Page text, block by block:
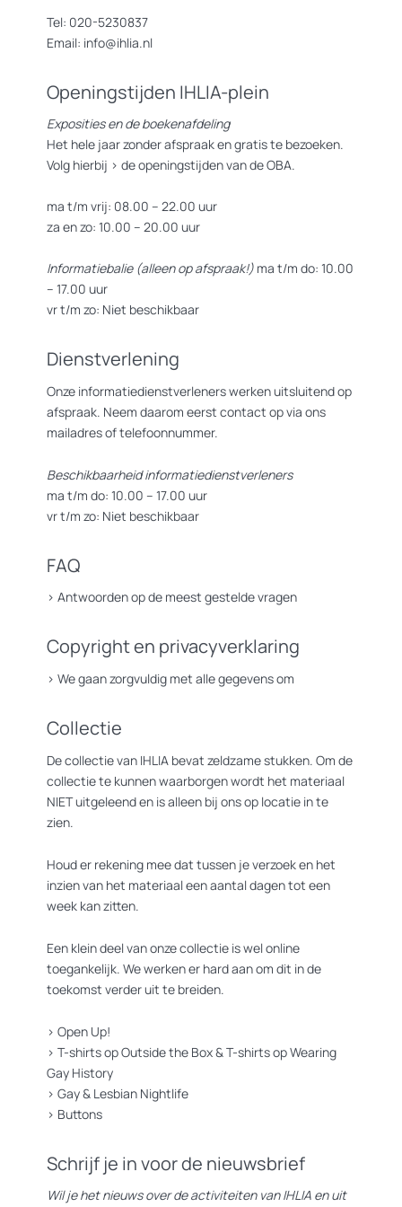
tentoonstelling laat zien dat het belangrijk is om te blijven kijken,
niet alleen naar wat al in beeld is, maar juist ook naar de rijkdom die
in de marges leeft. Om zo het onzichtbare zichtbaar te maken.
IHLIA wil graag de bruikleengevers bedanken voor hun
waardevolle bijdragen, te weten: het Centraal Museum, Frans Hals
Museum, Literatuurmuseum, Regionaal Archief Alkmaar en
TextielMuseum.
Tel: 020-5230837
Email: info@ihlia.nl
Openingstijden IHLIA-plein
Exposities en de boekenafdeling
Het hele jaar zonder afspraak en gratis te bezoeken.
Volg hierbij > de openingstijden van de OBA.
ma t/m vrij: 08.00 – 22.00 uur
za en zo: 10.00 – 20.00 uur
Informatiebalie (alleen op afspraak!) ma t/m do: 10.00
– 17.00 uur
vr t/m zo: Niet beschikbaar
Dienstverlening
Onze informatiedienstverleners werken uitsluitend op
afspraak. Neem daarom eerst contact op via ons
mailadres of telefoonnummer.
Beschikbaarheid informatiedienstverleners
ma t/m do: 10.00 – 17.00 uur
vr t/m zo: Niet beschikbaar
FAQ
> Antwoorden op de meest gestelde vragen
Copyright en privacyverklaring
> We gaan zorgvuldig met alle gegevens om
Collectie
De collectie van IHLIA bevat zeldzame stukken. Om de
collectie te kunnen waarborgen wordt het materiaal
NIET uitgeleend en is alleen bij ons op locatie in te
zien.
Houd er rekening mee dat tussen je verzoek en het
inzien van het materiaal een aantal dagen tot een
week kan zitten.
Een klein deel van onze collectie is wel online
toegankelijk. We werken er hard aan om dit in de
toekomst verder uit te breiden.
> Open Up!
> T-shirts op Outside the Box&T-shirts op Wearing
Gay History
> Gay & Lesbian Nightlife
> Buttons
Schrijf je in voor de nieuwsbrief
Wil je het nieuws over de activiteiten van IHLIA en uit